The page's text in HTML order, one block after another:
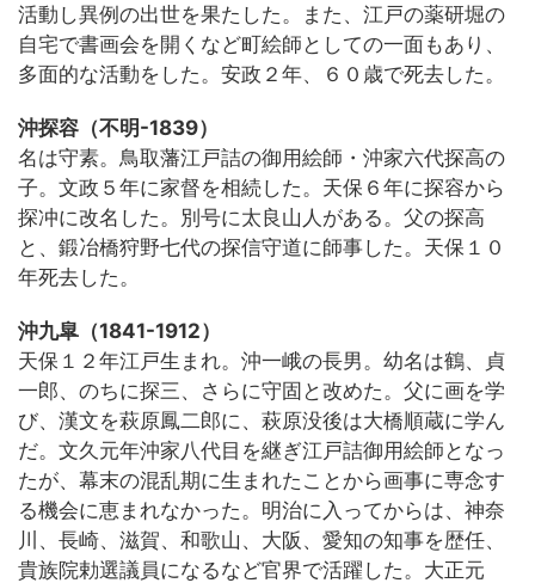
活動し異例の出世を果たした。また、江戸の薬研堀の
自宅で書画会を開くなど町絵師としての一面もあり、
多面的な活動をした。安政２年、６０歳で死去した。
沖探容（不明-1839）
名は守素。鳥取藩江戸詰の御用絵師・沖家六代探高の
子。文政５年に家督を相続した。天保６年に探容から
探冲に改名した。別号に太良山人がある。父の探高
と、鍛冶橋狩野七代の探信守道に師事した。天保１０
年死去した。
沖九皐（1841-1912）
天保１２年江戸生まれ。沖一峨の長男。幼名は鶴、貞
一郎、のちに探三、さらに守固と改めた。父に画を学
び、漢文を萩原鳳二郎に、萩原没後は大橋順蔵に学ん
だ。文久元年沖家八代目を継ぎ江戸詰御用絵師となっ
たが、幕末の混乱期に生まれたことから画事に専念す
る機会に恵まれなかった。明治に入ってからは、神奈
川、長崎、滋賀、和歌山、大阪、愛知の知事を歴任、
貴族院勅選議員になるなど官界で活躍した。大正元